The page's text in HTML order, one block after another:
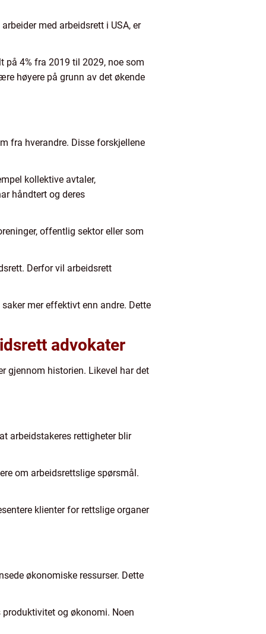
med arbeidsrett i USA, er
på 4% fra 2019 til 2029, noe som
høyere på grunn av det økende
fra hverandre. Disse forskjellene
kollektive avtaler,
håndtert og deres
offentlig sektor eller som
Derfor vil arbeidsrett
mer effektivt enn andre. Dette
advokater
gjennom historien. Likevel har det
arbeidstakeres rettigheter blir
om arbeidsrettslige spørsmål.
klienter for rettslige organer
økonomiske ressurser. Dette
og økonomi. Noen